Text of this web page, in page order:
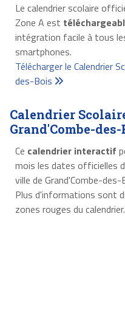
Le calendrier scolaire
Zone A est
intégration facile à tous
smartphones.
Télécharger le Calendrier
des-Bois
Calendrier
Grand'Combe-
Ce calendrier interactif
mois les dates officielles
ville de Grand'Combe-des-
Plus d'informations sont
zones rouges du calendrier.